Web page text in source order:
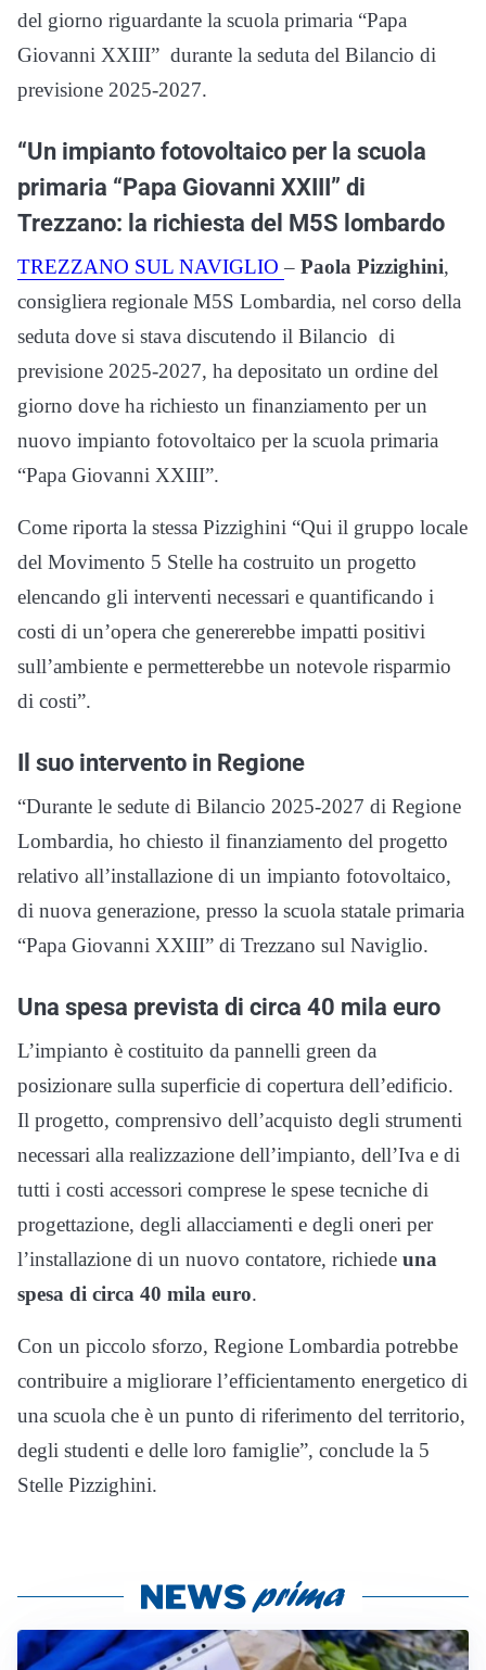
del giorno riguardante la scuola primaria “Papa
Giovanni XXIII” durante la seduta del Bilancio di
previsione 2025-2027.
“Un impianto fotovoltaico per la scuola
primaria “Papa Giovanni XXIII” di
Trezzano: la richiesta del M5S lombardo
TREZZANO SUL NAVIGLIO– Paola Pizzighini,
consigliera regionale M5S Lombardia, nel corso della
seduta dove si stava discutendo il Bilancio di
previsione 2025-2027, ha depositato un ordine del
giorno dove ha richiesto un finanziamento per un
nuovo impianto fotovoltaico per la scuola primaria
“Papa Giovanni XXIII”.
Come riporta la stessa Pizzighini “Qui il gruppo locale
del Movimento 5 Stelle ha costruito un progetto
elencando gli interventi necessari e quantificando i
costi di un’opera che genererebbe impatti positivi
sull’ambiente e permetterebbe un notevole risparmio
di costi”.
Il suo intervento in Regione
“Durante le sedute di Bilancio 2025-2027 di Regione
Lombardia, ho chiesto il finanziamento del progetto
relativo all’installazione di un impianto fotovoltaico,
di nuova generazione, presso la scuola statale primaria
“Papa Giovanni XXIII” di Trezzano sul Naviglio.
Una spesa prevista di circa 40 mila euro
L’impianto è costituito da pannelli green da
posizionare sulla superficie di copertura dell’edificio.
Il progetto, comprensivo dell’acquisto degli strumenti
necessari alla realizzazione dell’impianto, dell’Iva e di
tutti i costi accessori comprese le spese tecniche di
progettazione, degli allacciamenti e degli oneri per
l’installazione di un nuovo contatore, richiede una
spesa di circa 40 mila euro.
Con un piccolo sforzo, Regione Lombardia potrebbe
contribuire a migliorare l’efficientamento energetico di
una scuola che è un punto di riferimento del territorio,
degli studenti e delle loro famiglie”, conclude la 5
Stelle Pizzighini.